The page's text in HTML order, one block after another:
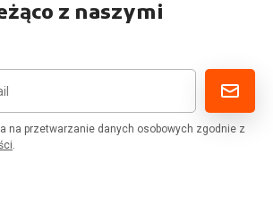
z naszymi
na przetwarzanie danych osobowych zgodnie z
.